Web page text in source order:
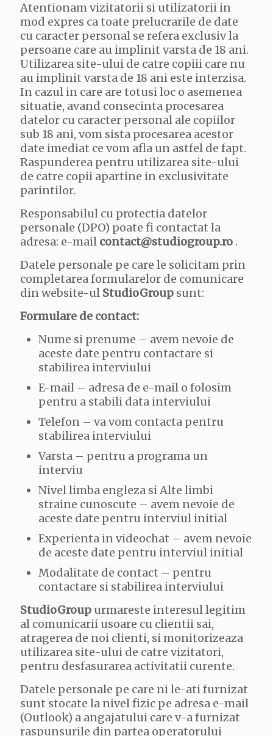
Atentionam vizitatorii si utilizatorii in
mod expres ca toate prelucrarile de date
cu caracter personal se refera exclusiv la
persoane care au implinit varsta de 18 ani.
Utilizarea site-ului de catre copiii care nu
au implinit varsta de 18 ani este interzisa.
In cazul in care are totusi loc o asemenea
situatie, avand consecinta procesarea
datelor cu caracter personal ale copiilor
sub 18 ani, vom sista procesarea acestor
date imediat ce vom afla un astfel de fapt.
Raspunderea pentru utilizarea site-ului
de catre copii apartine in exclusivitate
parintilor.
Responsabilul cu protectia datelor
personale (DPO) poate fi contactat la
adresa: e-mail contact@studiogroup.ro .
Datele personale pe care le solicitam prin
completarea formularelor de comunicare
din website-ul StudioGroup sunt:
Formulare de contact:
Nume si prenume – avem nevoie de
aceste date pentru contactare si
stabilirea interviului
E-mail – adresa de e-mail o folosim
pentru a stabili data interviului
Telefon – va vom contacta pentru
stabilirea interviului
Varsta – pentru a programa un
interviu
Nivel limba engleza si Alte limbi
straine cunoscute – avem nevoie de
aceste date pentru interviul initial
Experienta in videochat – avem nevoie
de aceste date pentru interviul initial
Modalitate de contact – pentru
contactare si stabilirea interviului
StudioGroup urmareste interesul legitim
al comunicarii usoare cu clientii sai,
atragerea de noi clienti, si monitorizeaza
utilizarea site-ului de catre vizitatori,
pentru desfasurarea activitatii curente.
Datele personale pe care ni le-ati furnizat
sunt stocate la nivel fizic pe adresa e-mail
(Outlook) a angajatului care v-a furnizat
raspunsurile din partea operatorului